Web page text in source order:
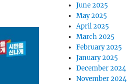
June 2025
May 2025
April 2025
March 2025
February 2025
January 2025
December 2024
November 2024